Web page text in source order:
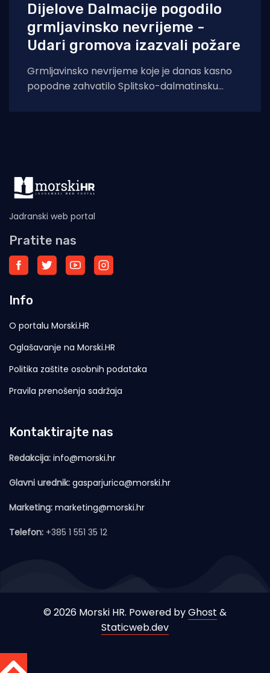
Dijelove Dalmacije pogodilo
grmljavinsko nevrijeme -
Udari gromova izazvali požare
Grmljavinsko nevrijeme koje je danas kasno
popodne zahvatilo Splitsko-dalmatinsku
Jadranski web portal
Pratite nas
Info
O portalu Morski.HR
Oglašavanje na Morski.HR
Politika zaštite osobnih podataka
Pravila prenošenja sadržaja
Kontaktirajte nas
Redakcija: info@morski.hr
Glavni urednik: gasparjurica@morski.hr
Marketing: marketing@morski.hr
Telefon: +385 1 551 35 12
© 2026 Morski HR. Powered byGhost &
Staticweb.dev